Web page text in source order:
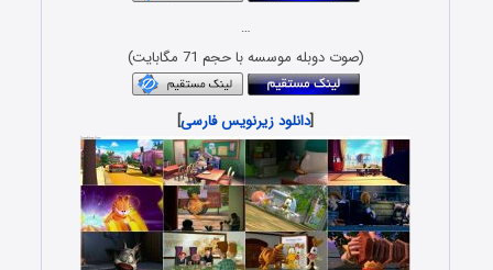
…
(صوت دوبله موسسه با حجم 71 مگابایت)
[دانلود زیرنویس فارسی]